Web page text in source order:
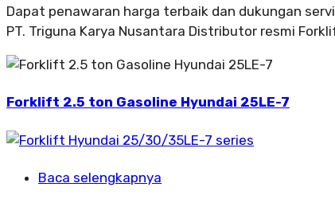
Dapat penawaran harga terbaik dan dukungan
PT. Triguna Karya Nusantara Distributor resmi
Forklift 2.5 ton Gasoline Hyundai 25LE-7
Baca selengkapnya